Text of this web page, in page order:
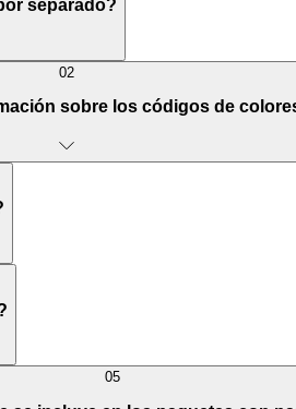
separado?
02
sobre los códigos de
05